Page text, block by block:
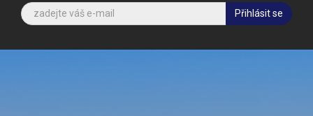
Přihlásit se